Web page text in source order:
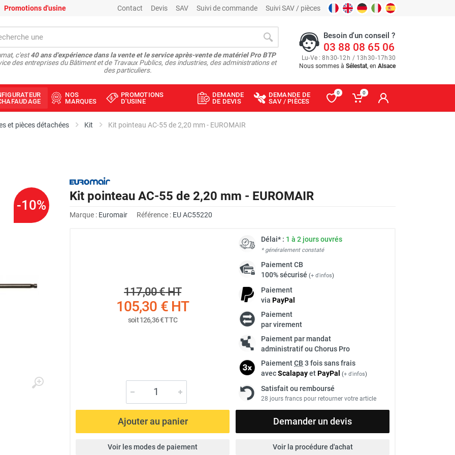
Promotions d'usine Contact Devis SAV Suivi de commande Suivi SAV / pièces
c'est40 ans d'expérience dans la vente et le service après-vente de matériel Pro BTP
des entreprises du Bâtiment et de Travaux Publics, des industries, des administrations et
des particuliers.
Besoin d'un conseil ?
03 88 08 65 06
Lu-Ve : 8h30-12h / 13h30-17h30
Nous sommes à Sélestat, en Alsace
NOS
MARQUES
PROMOTIONS
D'USINE
DEMANDE
DE DEVIS
DEMANDE DE
SAV / PIÈCES
0 0
et pièces détachées Kit Kit pointeau AC-55 de 2,20 mm - EUROMAIR
-10%
Kit pointeau AC-55 de 2,20 mm - EUROMAIR
Marque : Euromair Référence : EU AC55220
117,00 €HT
105,30 €HT
soit126,36 €TTC
Délai* : 1 à 2 jours ouvrés
* généralement constaté
PaiementCB
100% sécurisé (+ d'infos)
Paiement
via PayPal
Paiement
par virement
Paiement par mandat
administratif ou Chorus Pro
PaiementCB 3 fois sans frais
avecScalapayetPayPal (+ d'infos)
Satisfait ou remboursé
28 jours francs pour retourner votre article
Ajouter au panier Demander un devis
Voir les modes de paiement Voir la procédure d'achat